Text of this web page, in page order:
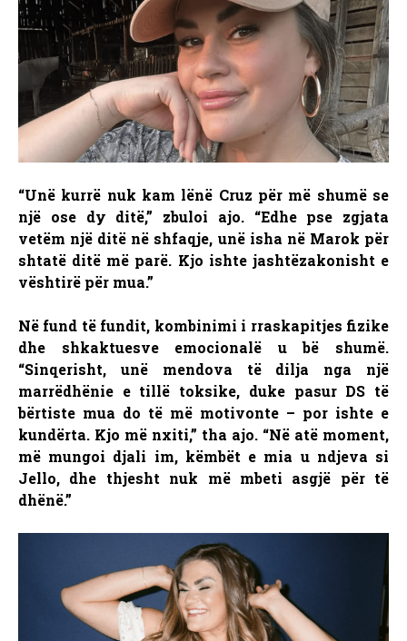
“Unë kurrë nuk kam lënë Cruz për më shumë se
një ose dy ditë,” zbuloi ajo. “Edhe pse zgjata
vetëm një ditë në shfaqje, unë isha në Marok për
shtatë ditë më parë. Kjo ishte jashtëzakonisht e
vështirë për mua.”
Në fund të fundit, kombinimi i rraskapitjes fizike
dhe shkaktuesve emocionalë u bë shumë.
“Sinqerisht, unë mendova të dilja nga një
marrëdhënie e tillë toksike, duke pasur DS të
bërtiste mua do të më motivonte – por ishte e
kundërta. Kjo më nxiti,” tha ajo. “Në atë moment,
më mungoi djali im, këmbët e mia u ndjeva si
Jello, dhe thjesht nuk më mbeti asgjë për të
dhënë.”